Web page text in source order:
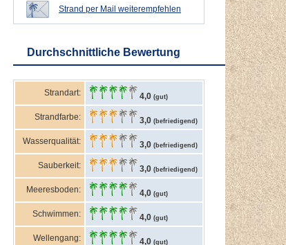
Strand per Mail weiterempfehlen
Durchschnittliche Bewertung
Strandart: 4,0 (gut)
Strandfarbe: 3,0 (befriedigend)
Wasserqualität: 3,0 (befriedigend)
Sauberkeit: 3,0 (befriedigend)
Meeresboden: 4,0 (gut)
Schwimmen: 4,0 (gut)
Wellengang: 4,0 (gut)